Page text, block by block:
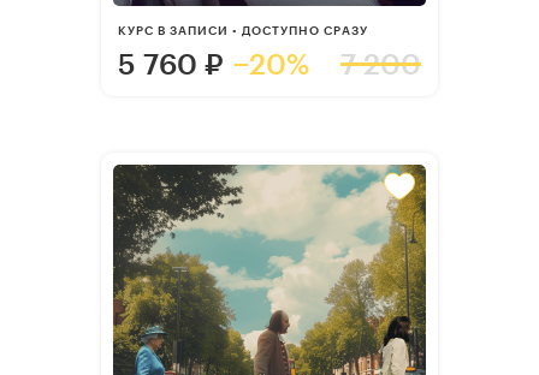
КУРС В ЗАПИСИ • ДОСТУПНО СРАЗУ
5 760 ₽ −20% 7 200